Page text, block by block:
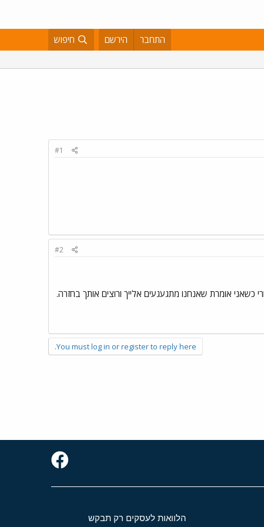
התחבר הירשם חיפוש
#1
#2
אומרת שאנחנו מתגעגעים אלייך ורוצים אותך בחזרה.
You must log in or register to reply here.
הלוואות לעסקים רק תבקש